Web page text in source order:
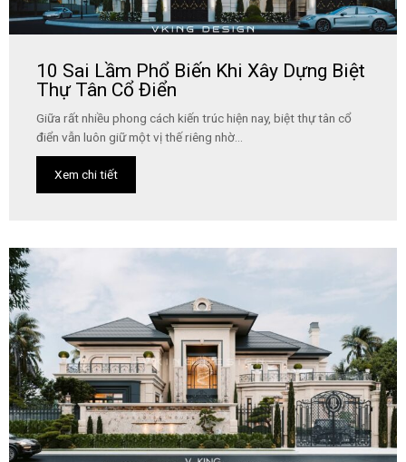
10 Sai Lầm Phổ Biến Khi Xây Dựng Biệt
Thự Tân Cổ Điển
Giữa rất nhiều phong cách kiến trúc hiện nay, biệt thự tân cổ
điển vẫn luôn giữ một vị thế riêng nhờ...
Xem chi tiết